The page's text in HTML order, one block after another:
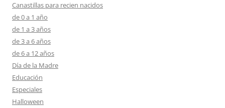
Canastillas para recien nacidos
de 0 a 1 año
de 1 a 3 años
de 3 a 6 años
de 6 a 12 años
Día de la Madre
Educación
Especiales
Halloween